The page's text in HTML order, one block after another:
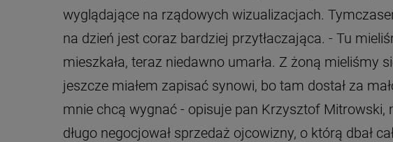
wyglądające na rządowych wizualizacjach.
na dzień jest coraz bardziej przytłaczająca. - Tu
mieszkała, teraz niedawno umarła. Z żoną mieliśmy
jeszcze miałem zapisać synowi, bo tam dostał za
mnie chcą wygnać - opisuje pan Krzysztof Mitrowski,
długo negocjował sprzedaż ojcowizny, o którą dbał